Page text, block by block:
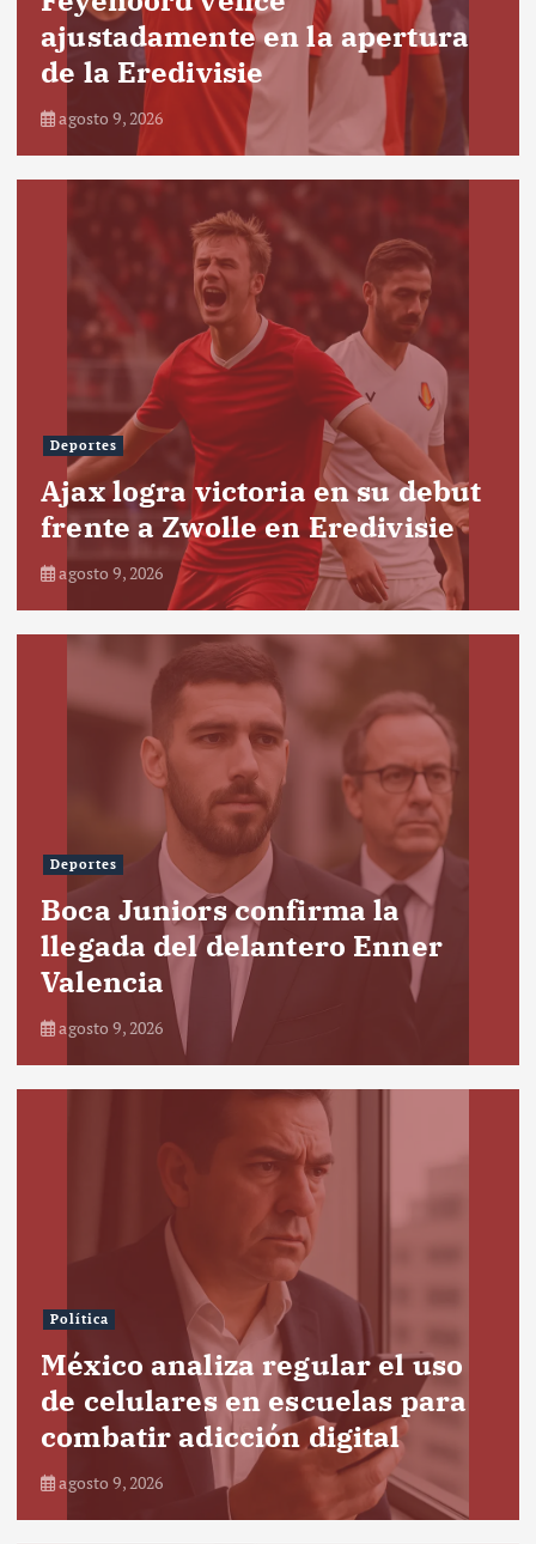
ajustadamente en la apertura
de la Eredivisie
agosto 9, 2026
Deportes
Ajax logra victoria en su debut
frente a Zwolle en Eredivisie
agosto 9, 2026
Deportes
Boca Juniors confirma la
llegada del delantero Enner
Valencia
agosto 9, 2026
Política
México analiza regular el uso
de celulares en escuelas para
combatir adicción digital
agosto 9, 2026